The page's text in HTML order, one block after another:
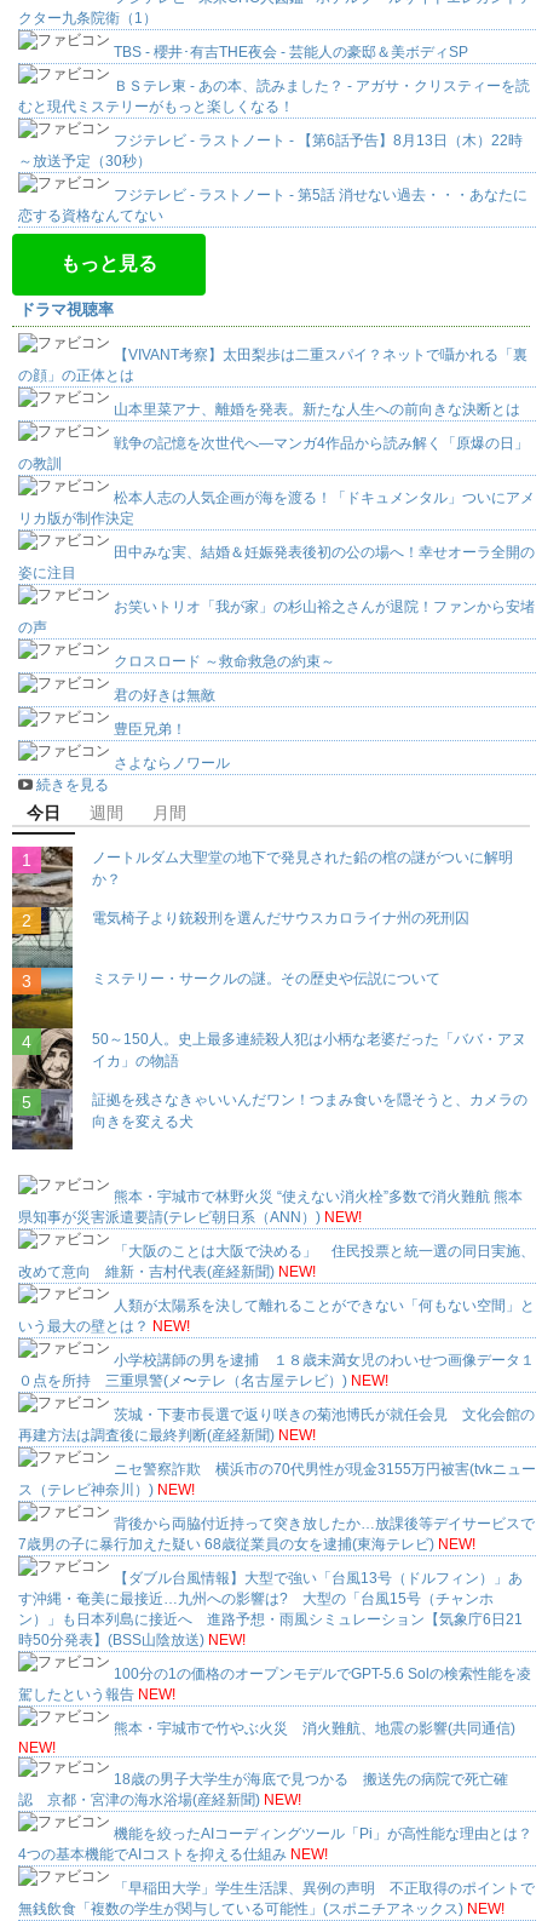
クター九条院衛（1）
TBS - 櫻井･有吉THE夜会 - 芸能人の豪邸＆美ボディSP
ＢＳテレ東 - あの本、読みました？ - アガサ・クリスティーを読
むと現代ミステリーがもっと楽しくなる！
フジテレビ - ラストノート - 【第6話予告】8月13日（木）22時
～放送予定（30秒）
フジテレビ - ラストノート - 第5話 消せない過去・・・あなたに
恋する資格なんてない
もっと見る
ドラマ視聴率
【VIVANT考察】太田梨歩は二重スパイ？ネットで囁かれる「裏
の顔」の正体とは
山本里菜アナ、離婚を発表。新たな人生への前向きな決断とは
戦争の記憶を次世代へ―マンガ4作品から読み解く「原爆の日」
の教訓
松本人志の人気企画が海を渡る！「ドキュメンタル」ついにアメ
リカ版が制作決定
田中みな実、結婚＆妊娠発表後初の公の場へ！幸せオーラ全開の
姿に注目
お笑いトリオ「我が家」の杉山裕之さんが退院！ファンから安堵
の声
クロスロード ～救命救急の約束～
君の好きは無敵
豊臣兄弟！
さよならノワール
続きを見る
今日 週間 月間
ノートルダム大聖堂の地下で発見された鉛の棺の謎がついに解明
か？
電気椅子より銃殺刑を選んだサウスカロライナ州の死刑囚
ミステリー・サークルの謎。その歴史や伝説について
50～150人。史上最多連続殺人犯は小柄な老婆だった「ババ・アヌ
イカ」の物語
証拠を残さなきゃいいんだワン！つまみ食いを隠そうと、カメラの
向きを変える犬
熊本・宇城市で林野火災 “使えない消火栓”多数で消火難航 熊本
県知事が災害派遣要請(テレビ朝日系（ANN）) NEW!
「大阪のことは大阪で決める」 住民投票と統一選の同日実施、
改めて意向 維新・吉村代表(産経新聞) NEW!
人類が太陽系を決して離れることができない「何もない空間」と
いう最大の壁とは？ NEW!
小学校講師の男を逮捕 １８歳未満女児のわいせつ画像データ１
０点を所持 三重県警(メ〜テレ（名古屋テレビ）) NEW!
茨城・下妻市長選で返り咲きの菊池博氏が就任会見 文化会館の
再建方法は調査後に最終判断(産経新聞) NEW!
ニセ警察詐欺 横浜市の70代男性が現金3155万円被害(tvkニュー
ス（テレビ神奈川）) NEW!
背後から両脇付近持って突き放したか…放課後等デイサービスで
7歳男の子に暴行加えた疑い 68歳従業員の女を逮捕(東海テレビ) NEW!
【ダブル台風情報】大型で強い「台風13号（ドルフィン）」あ
す沖縄・奄美に最接近…九州への影響は? 大型の「台風15号（チャンホ
ン）」も日本列島に接近へ 進路予想・雨風シミュレーション【気象庁6日21
時50分発表】(BSS山陰放送) NEW!
100分の1の価格のオープンモデルでGPT-5.6 Solの検索性能を凌
駕したという報告 NEW!
熊本・宇城市で竹やぶ火災 消火難航、地震の影響(共同通信)
NEW!
18歳の男子大学生が海底で見つかる 搬送先の病院で死亡確
認 京都・宮津の海水浴場(産経新聞) NEW!
機能を絞ったAIコーディングツール「Pi」が高性能な理由とは？
4つの基本機能でAIコストを抑える仕組み NEW!
「早稲田大学」学生生活課、異例の声明 不正取得のポイントで
無銭飲食「複数の学生が関与している可能性」(スポニチアネックス) NEW!